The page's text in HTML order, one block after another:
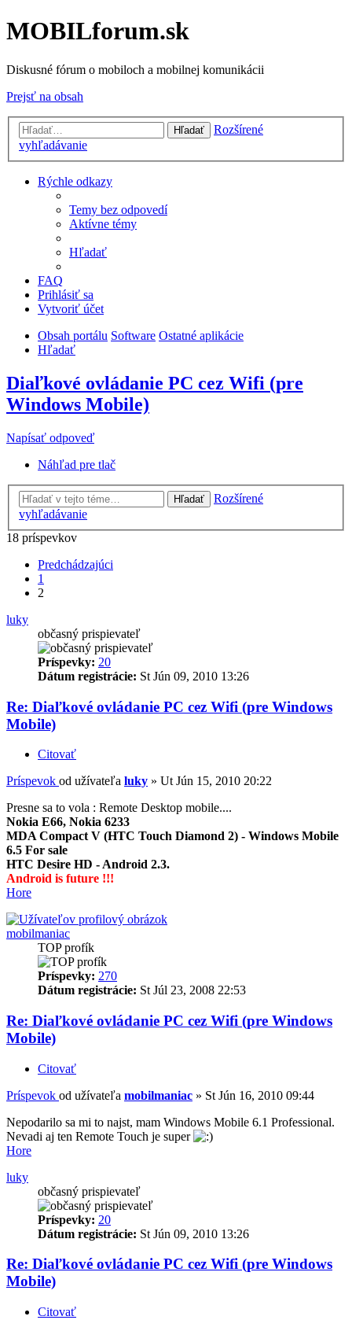
MOBILforum.sk
Diskusné fórum o mobiloch a mobilnej komunikácii
Prejsť na obsah
Hľadať
Rozšírené
vyhľadávanie
Rýchle odkazy
Temy bez odpovedí
Aktívne témy
Hľadať
FAQ
Prihlásiť sa
Vytvoriť účet
Obsah portálu Software Ostatné aplikácie
Hľadať
Diaľkové ovládanie PC cez Wifi (pre
Windows Mobile)
Napísať odpoveď
Náhľad pre tlač
Hľadať
Rozšírené
vyhľadávanie
18 príspevkov
Predchádzajúci
1
2
luky
občasný prispievateľ
Príspevky: 20
Dátum registrácie: St Jún 09, 2010 13:26
Re: Diaľkové ovládanie PC cez Wifi (pre Windows
Mobile)
Citovať
Príspevok od užívateľa luky » Ut Jún 15, 2010 20:22
Presne sa to vola : Remote Desktop mobile....
Nokia E66, Nokia 6233
MDA Compact V (HTC Touch Diamond 2) - Windows Mobile
6.5 For sale
HTC Desire HD - Android 2.3.
Android is future !!!
Hore
mobilmaniac
TOP profík
Príspevky: 270
Dátum registrácie: St Júl 23, 2008 22:53
Re: Diaľkové ovládanie PC cez Wifi (pre Windows
Mobile)
Citovať
Príspevok od užívateľa mobilmaniac » St Jún 16, 2010 09:44
Nepodarilo sa mi to najst, mam Windows Mobile 6.1 Professional.
Nevadi aj ten Remote Touch je super
Hore
luky
občasný prispievateľ
Príspevky: 20
Dátum registrácie: St Jún 09, 2010 13:26
Re: Diaľkové ovládanie PC cez Wifi (pre Windows
Mobile)
Citovať